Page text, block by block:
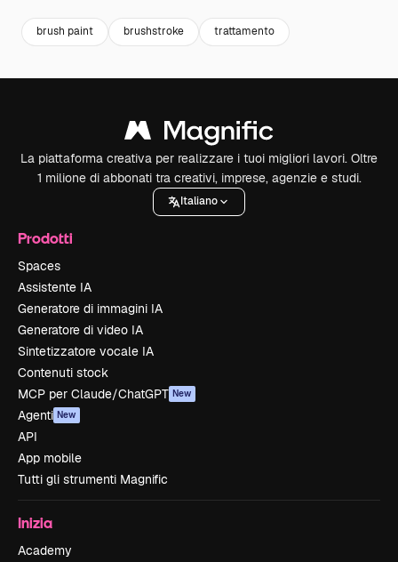
brush paint brushstroke trattamento
La piattaforma creativa per realizzare i tuoi migliori lavori. Oltre
1 milione di abbonati tra creativi, imprese, agenzie e studi.
Italiano
Prodotti
Spaces
Assistente IA
Generatore di immagini IA
Generatore di video IA
Sintetizzatore vocale IA
Contenuti stock
MCP per Claude/ChatGPT New
Agenti New
API
App mobile
Tutti gli strumenti Magnific
Inizia
Academy